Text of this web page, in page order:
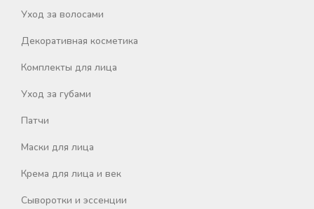
Уход за волосами
Декоративная косметика
Комплекты для лица
Уход за губами
Патчи
Маски для лица
Крема для лица и век
Сыворотки и эссенции